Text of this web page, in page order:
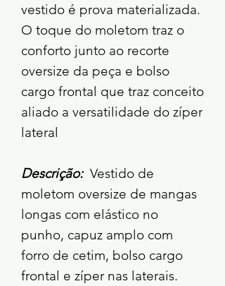
vestido é prova materializada.
O toque do moletom traz o
conforto junto ao recorte
oversize da peça e bolso
cargo frontal que traz conceito
aliado a versatilidade do zíper
lateral
Descrição:Vestido de
moletom oversize de mangas
longas com elástico no
punho, capuz amplo com
forro de cetim, bolso cargo
frontal e zíper nas laterais.